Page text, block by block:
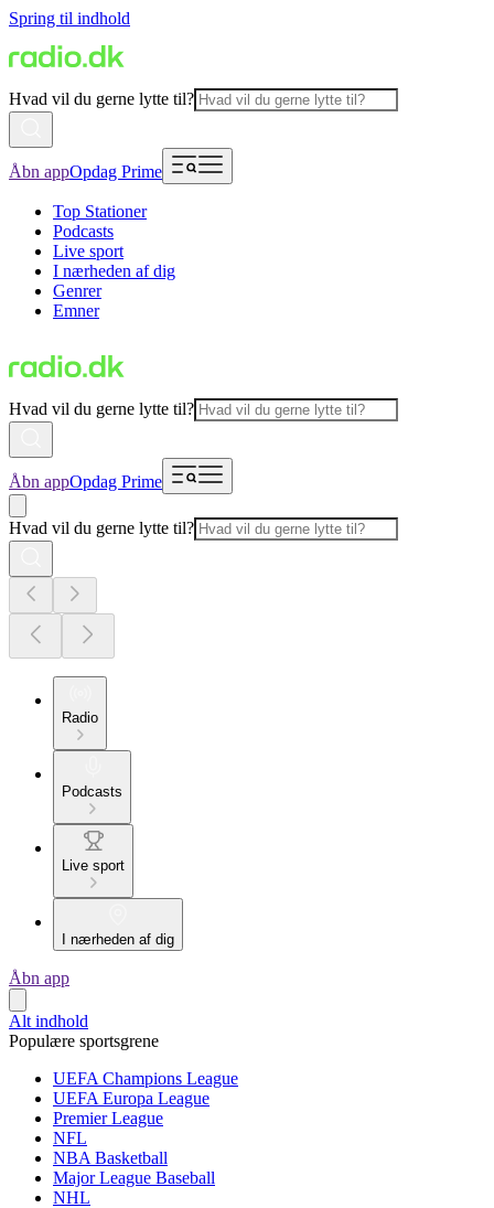
Spring til indhold
Hvad vil du gerne lytte til?
Åbn appOpdag Prime
Top Stationer
Podcasts
Live sport
I nærheden af dig
Genrer
Emner
Hvad vil du gerne lytte til?
Åbn appOpdag Prime
Hvad vil du gerne lytte til?
Radio
Podcasts
Live sport
I nærheden af dig
Åbn app
Alt indhold
Populære sportsgrene
UEFA Champions League
UEFA Europa League
Premier League
NFL
NBA Basketball
Major League Baseball
NHL